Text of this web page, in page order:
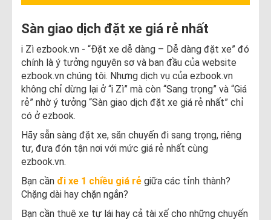
Sàn giao dịch đặt xe giá rẻ nhất
i Zì ezbook.vn - “Đặt xe dễ dàng – Dễ dàng đặt xe” đó
chính là ý tưởng nguyên sơ và ban đầu của website
ezbook.vn chúng tôi. Nhưng dịch vụ của ezbook.vn
không chỉ dừng lại ở “i Zì” mà còn “Sang trọng” và “Giá
rẻ” nhờ ý tưởng “Sàn giao dịch đặt xe giá rẻ nhất” chỉ
có ở ezbook.
Hãy sẵn sàng đặt xe, săn chuyến đi sang trọng, riêng
tư, đưa đón tận nơi với mức giá rẻ nhất cùng
ezbook.vn.
Bạn cần đi xe 1 chiều giá rẻ giữa các tỉnh thành?
Chặng dài hay chặn ngắn?
Bạn cần thuê xe tự lái hay cả tài xế cho những chuyến